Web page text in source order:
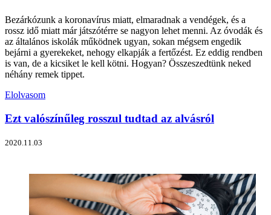
Bezárkózunk a koronavírus miatt, elmaradnak a vendégek, és a
rossz idő miatt már játszótérre se nagyon lehet menni. Az óvodák és
az általános iskolák működnek ugyan, sokan mégsem engedik
bejárni a gyerekeket, nehogy elkapják a fertőzést. Ez eddig rendben
is van, de a kicsiket le kell kötni. Hogyan? Összeszedtünk neked
néhány remek tippet.
Elolvasom
Ezt valószínűleg rosszul tudtad az alvásról
2020.11.03